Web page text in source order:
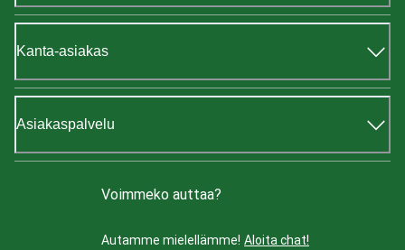
Kanta-asiakas
Asiakaspalvelu
Voimmeko auttaa?
Autamme mielellämme! Aloita chat!